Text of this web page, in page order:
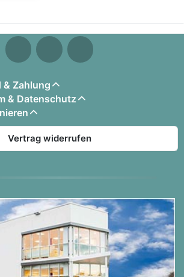
& Zahlung
& Datenschutz
Vertrag widerrufen